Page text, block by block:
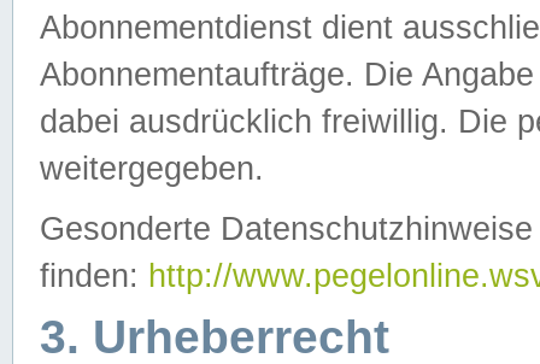
Abonnementdienst dient
Abonnementaufträge. Die
dabei ausdrücklich freiwillig. Die
weitergegeben.
Gesonderte
finden: http://
3. Urheberrecht